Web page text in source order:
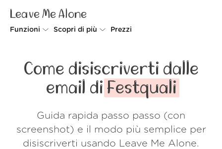
Leave Me Alone
Funzioni
Spam Blocker
Scopri di più
Come funziona
Sicurezza
Wall of Love
Prezzi
Come disiscriverti dalle
email di Festquali
Guida rapida passo passo (con
screenshot) e il modo più semplice per
disiscriverti usando Leave Me Alone.